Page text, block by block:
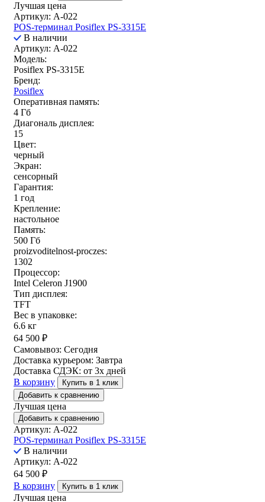
Лучшая цена
Артикул: A-022
POS-терминал Posiflex PS-3315E
В наличии
Артикул: A-022
Модель:
Posiflex PS-3315E
Бренд:
Posiflex
Оперативная память:
4 Гб
Диагональ дисплея:
15
Цвет:
черный
Экран:
сенсорный
Гарантия:
1 год
Крепление:
настольное
Память:
500 Гб
proizvoditelnost-proczes:
1302
Процессор:
Intel Celeron J1900
Тип дисплея:
TFT
Вес в упаковке:
6.6 кг
64 500 ₽
Самовывоз: Сегодня
Доставка курьером: Завтра
Доставка СДЭК: от 3х дней
В корзину
Купить в 1 клик
Добавить к сравнению
Лучшая цена
Добавить к сравнению
Артикул: A-022
POS-терминал Posiflex PS-3315E
В наличии
Артикул: A-022
64 500 ₽
В корзину
Купить в 1 клик
Лучшая цена